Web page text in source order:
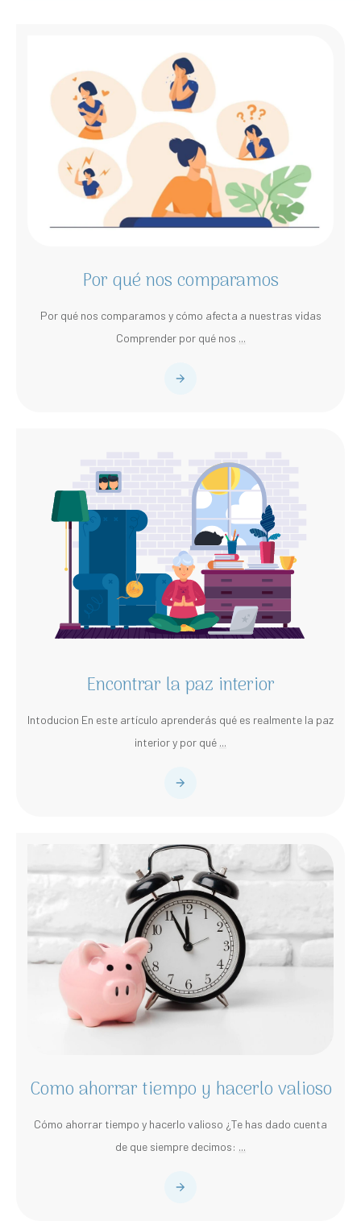
Por qué nos comparamos
Por qué nos comparamos y cómo afecta a nuestras vidas
Comprender por qué nos ...
Encontrar la paz interior
Intoducion En este artículo aprenderás qué es realmente la paz
interior y por qué ...
Como ahorrar tiempo y hacerlo valioso
Cómo ahorrar tiempo y hacerlo valioso ¿Te has dado cuenta
de que siempre decimos: ...